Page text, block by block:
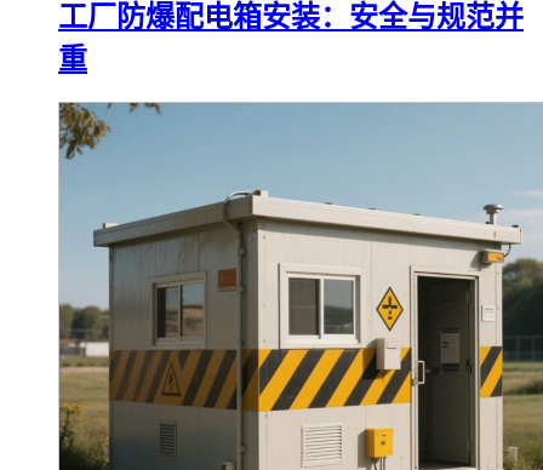
工厂防爆配电箱安装：安全与规范并
重